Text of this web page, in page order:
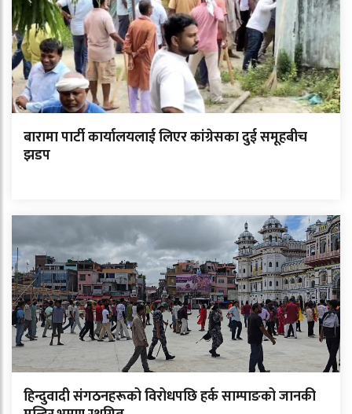
बारामा पार्टी कार्यालयलाई लिएर कांग्रेसका दुई समूहबीच
झडप
हिन्दुवादी संगठनहरूको विरोधपछि हर्क साम्पाङको जानकी